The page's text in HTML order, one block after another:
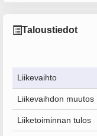
Taloustiedot
Liikevaihto
Liikevaihdon muutos
Liiketoiminnan tulos